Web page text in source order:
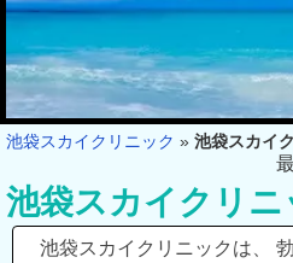
池袋スカイクリニック » 池袋スカイ
池袋スカイクリ
池袋スカイクリニックは、